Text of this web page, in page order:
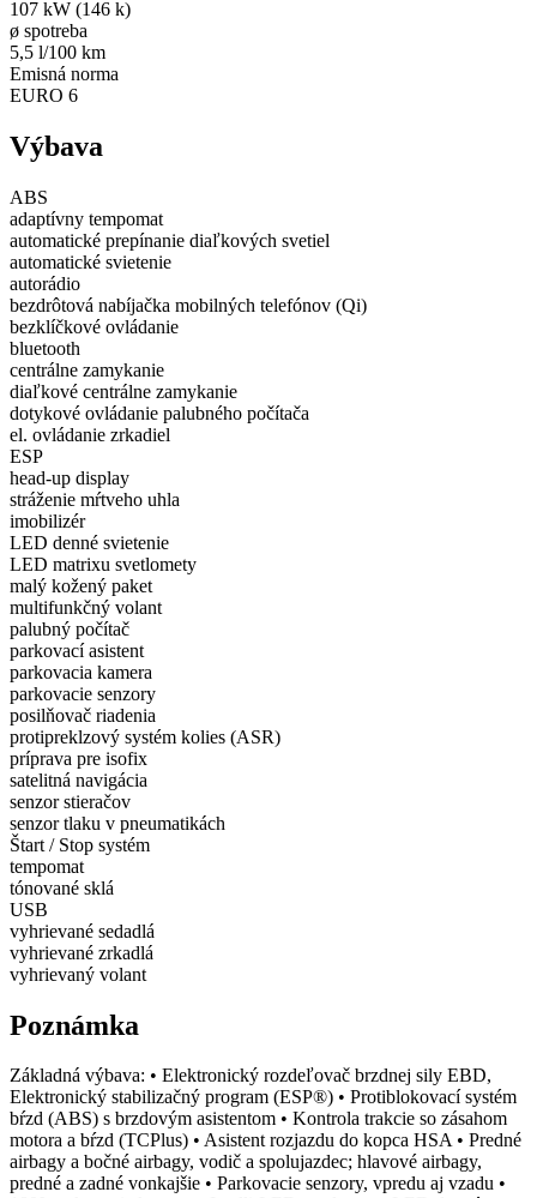
107 kW (146 k)
ø spotreba
5,5 l/100 km
Emisná norma
EURO 6
Výbava
ABS
adaptívny tempomat
automatické prepínanie diaľkových svetiel
automatické svietenie
autorádio
bezdrôtová nabíjačka mobilných telefónov (Qi)
bezklíčkové ovládanie
bluetooth
centrálne zamykanie
diaľkové centrálne zamykanie
dotykové ovládanie palubného počítača
el. ovládanie zrkadiel
ESP
head-up display
stráženie mŕtveho uhla
imobilizér
LED denné svietenie
LED matrixu svetlomety
malý kožený paket
multifunkčný volant
palubný počítač
parkovací asistent
parkovacia kamera
parkovacie senzory
posilňovač riadenia
protipreklzový systém kolies (ASR)
príprava pre isofix
satelitná navigácia
senzor stieračov
senzor tlaku v pneumatikách
Štart / Stop systém
tempomat
tónované sklá
USB
vyhrievané sedadlá
vyhrievané zrkadlá
vyhrievaný volant
Poznámka
Základná výbava: • Elektronický rozdeľovač brzdnej sily EBD,
Elektronický stabilizačný program (ESP®) • Protiblokovací systém
bŕzd (ABS) s brzdovým asistentom • Kontrola trakcie so zásahom
motora a bŕzd (TCPlus) • Asistent rozjazdu do kopca HSA • Predné
airbagy a bočné airbagy, vodič a spolujazdec; hlavové airbagy,
predné a zadné vonkajšie • Parkovacie senzory, vpredu aj vzadu •